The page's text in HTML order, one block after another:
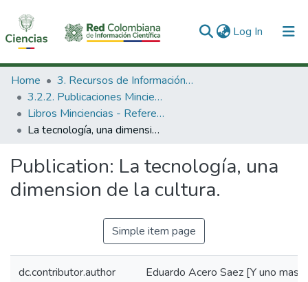
Log In (current)
Communities & Collections
All of DSpace
Statistics
Home
3. Recursos de Información Científica y Tecnológica
3.2.2. Publicaciones Minciencias
Libros Minciencias - Referenciales
La tecnología, una dimension de la cultura.
Publication: La tecnología, una
dimension de la cultura.
Simple item page
dc.contributor.author Eduardo Acero Saez [Y uno mas]